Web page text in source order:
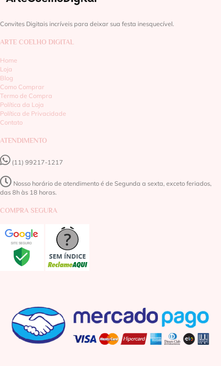
Convites Digitais incríveis para deixar sua festa inesquecível.
ARTE COELHO DIGITAL
Home
Loja
Blog
Como Comprar
Termo de Compra
Política da Loja
Política de Privacidade
Contato
ATENDIMENTO
(11) 99217-1217‬
Nosso horário de atendimento é de Segunda a sexta, exceto feriados,
das 8h às 18 horas.
COMPRA SEGURA